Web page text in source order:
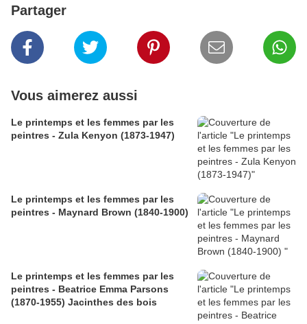
Partager
Vous aimerez aussi
Le printemps et les femmes par les
peintres - Zula Kenyon (1873-1947)
Le printemps et les femmes par les
peintres - Maynard Brown (1840-1900)
Le printemps et les femmes par les
peintres - Beatrice Emma Parsons
(1870-1955) Jacinthes des bois